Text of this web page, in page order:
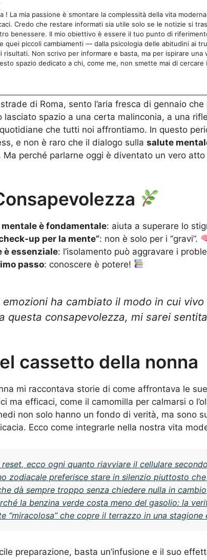
! La mia passione è smontare la complessità della vita
Credo che restare informati sia utile solo se le notizie si
benessere. Il mio obiettivo è essere il tuo punto di
quei piccoli cambiamenti — dalla psicologia delle abitudini ai
risultati. Non scrivo per informare e basta, ma per ispirare una
spazio dedicato a chi, come me, non smette mai di
di Roma, sento l’aria fresca di gennaio
lasciato spazio a una certa malinconia, a una
che tutti noi affrontiamo. In questo
e non è raro che il dialogo sulla salute
Ma perché parlarne oggi è diventato un vero atto
è fondamentale: aiuta a superare lo
up per la mente”: non è solo per i “gravi”.
è essenziale: l’isolamento può aggravare i
passo: conoscere è potere!
ha cambiato il modo in cui
questa consapevolezza, mi sarei
cassetto della nonna
mi raccontava storie di come affrontava le
ma efficaci, come il camomilla per calmarsi o
non solo hanno un fondo di verità, ma sono
Ecco come integrarle nella nostra vita
reset, ecco ogni quanto riavviare il cellulare
zodiacale preferisce stare in silenzio piuttosto
dà sempre troppo senza chiedere nulla in cambio
la benzina verde costa meno del gasolio: la
“miracolosa” che copre il terrazzo in una
preparazione, basta un’infusione e il suo